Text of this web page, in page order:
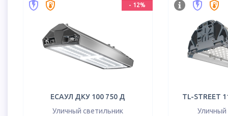
- 12%
ЕСАУЛ ДКУ 100 750 Д
Уличный светильник
TL-STREET
Уличный